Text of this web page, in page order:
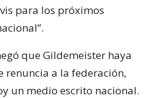
para los próximos
que Gildemeister haya
renuncia a la federación,
un medio escrito nacional.